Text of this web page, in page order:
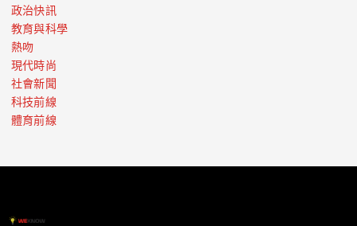
政治快訊
教育與科學
熱吻
現代時尚
社會新聞
科技前線
體育前線